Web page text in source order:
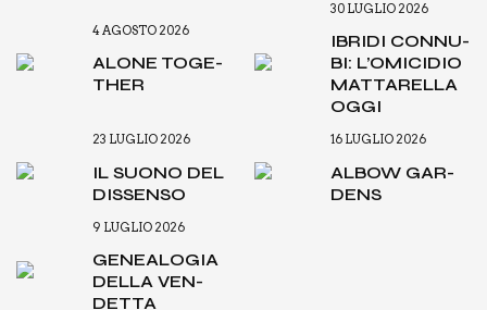
4 AGOSTO 2026
ALO­NE TOGE­
THER
30 LUGLIO 2026
IBRI­DI CON­NU­
BI: L’O­MI­CI­DIO
MAT­TA­REL­LA
OGGI
23 LUGLIO 2026
IL SUO­NO DEL
DIS­SEN­SO
16 LUGLIO 2026
ALBOW GAR­
DENS
9 LUGLIO 2026
GENEA­LO­GIA
DEL­LA VEN­
DET­TA